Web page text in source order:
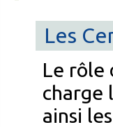
Les
Le rôle
charge
ainsi